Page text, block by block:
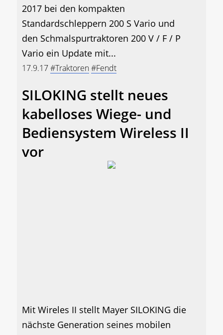
2017 bei den kompakten
Standardschleppern 200 S Vario und
den Schmalspurtraktoren 200 V / F / P
Vario ein Update mit...
17.9.17#Traktoren#Fendt
SILOKING stellt neues
kabelloses Wiege- und
Bediensystem Wireless II
vor
Mit Wireles II stellt Mayer SILOKING die
nächste Generation seines mobilen